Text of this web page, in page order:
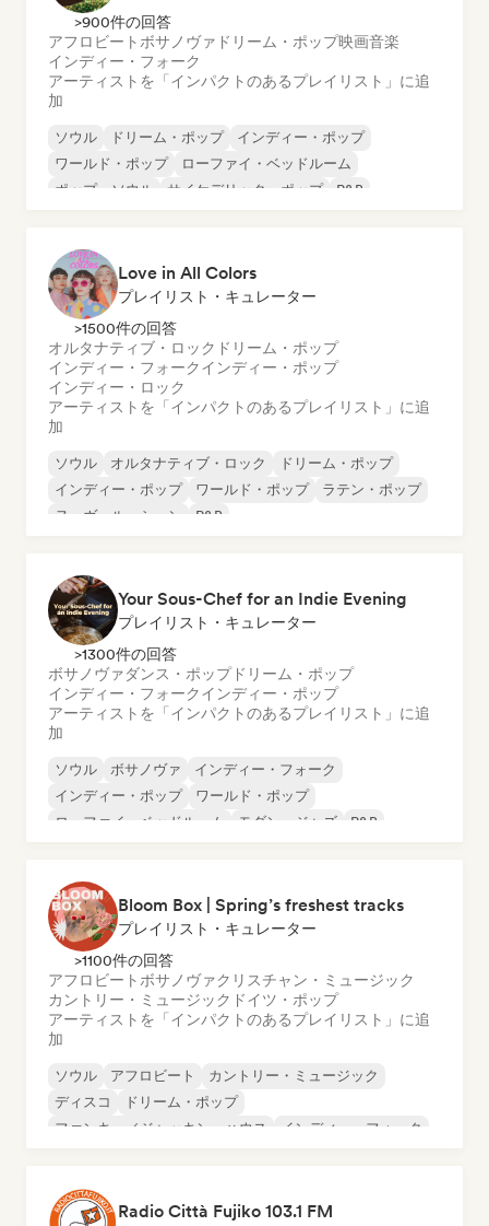
>900件の回答
アフロビート ボサノヴァ ドリーム・ポップ映画音楽
インディー・フォーク
アーティストを「インパクトのあるプレイリスト」に追
加
ソウル ドリーム・ポップ
インディー・ポップ
ワールド・ポップ
ローファイ・ベッドルーム
ポップ・ソウル
サイケデリック・ポップ R&B
Love in All Colors
プレイリスト・キュレーター
>1500件の回答
オルタナティブ・ロック ドリーム・ポップ
インディー・フォークインディー・ポップ
インディー・ロック
アーティストを「インパクトのあるプレイリスト」に追
加
ソウル オルタナティブ・ロック
ドリーム・ポップ
インディー・ポップ
ワールド・ポップ
ラテン・ポップ
ヌーヴェル・シーン
R&B
Your Sous-Chef for an Indie Evening
プレイリスト・キュレーター
>1300件の回答
ボサノヴァダンス・ポップドリーム・ポップ
インディー・フォークインディー・ポップ
アーティストを「インパクトのあるプレイリスト」に追
加
ソウル ボサノヴァ
インディー・フォーク
インディー・ポップ
ワールド・ポップ
ローファイ・ベッドルーム
モダン・ジャズ R&B
Bloom Box | Spring’s freshest tracks
プレイリスト・キュレーター
>1100件の回答
アフロビート ボサノヴァクリスチャン・ミュージック
カントリー・ミュージック ドイツ・ポップ
アーティストを「インパクトのあるプレイリスト」に追
加
ソウル アフロビート
カントリー・ミュージック
ディスコ
ドリーム・ポップ
ファンキー／ジャッキン・ハウス
インディー・フォーク
Radio Città Fujiko 103.1 FM